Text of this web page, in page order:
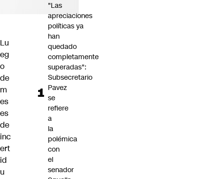
Lu
eg
o
de
m
es
es
de
inc
ert
id
u
"Las
apreciaciones
políticas ya
han
quedado
completamente
superadas":
Subsecretario
Pavez
se
refiere
a
la
polémica
con
el
senador